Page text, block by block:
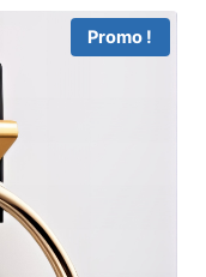
Promo !